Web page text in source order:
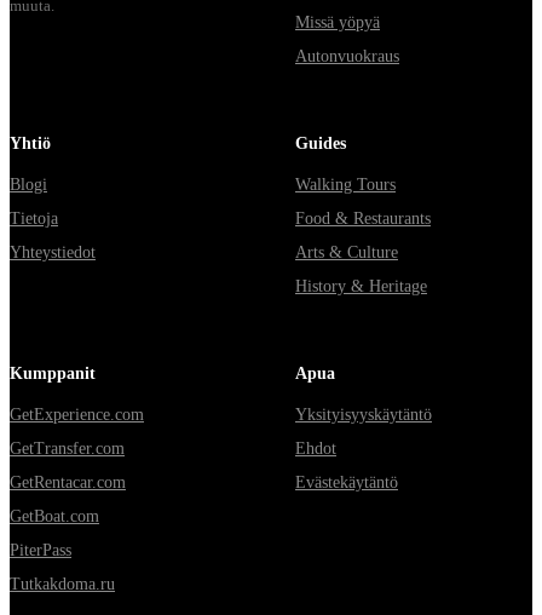
muuta.
Missä yöpyä
Autonvuokraus
Yhtiö
Blogi
Tietoja
Yhteystiedot
Guides
Walking Tours
Food & Restaurants
Arts & Culture
History & Heritage
Kumppanit
GetExperience.com
GetTransfer.com
GetRentacar.com
GetBoat.com
PiterPass
Tutkakdoma.ru
Apua
Yksityisyyskäytäntö
Ehdot
Evästekäytäntö